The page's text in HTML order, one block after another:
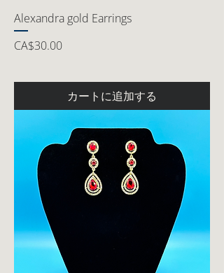
Alexandra gold Earrings
価格
CA$30.00
カートに追加する